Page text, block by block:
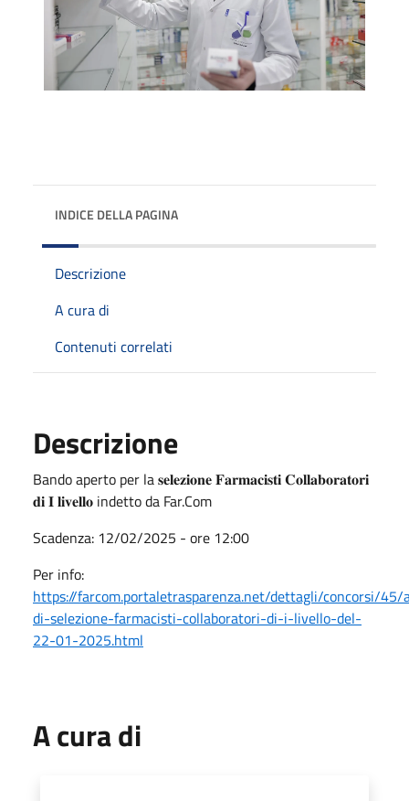
INDICE DELLA PAGINA
Descrizione
A cura di
Contenuti correlati
Descrizione
Bando aperto per la 𝐬𝐞𝐥𝐞𝐳𝐢𝐨𝐧𝐞 𝐅𝐚𝐫𝐦𝐚𝐜𝐢𝐬𝐭𝐢 𝐂𝐨𝐥𝐥𝐚𝐛𝐨𝐫𝐚𝐭𝐨𝐫𝐢
𝐝𝐢 𝐈 𝐥𝐢𝐯𝐞𝐥𝐥𝐨 indetto da Far.Com
Scadenza: 12/02/2025 - ore 12:00
Per info:
https://farcom.portaletrasparenza.net/dettagli/concorsi/45/
di-selezione-farmacisti-collaboratori-di-i-livello-del-
22-01-2025.html
A cura di